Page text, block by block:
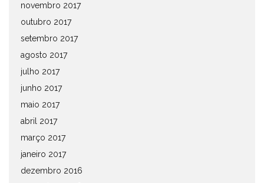
novembro 2017
outubro 2017
setembro 2017
agosto 2017
julho 2017
junho 2017
maio 2017
abril 2017
março 2017
janeiro 2017
dezembro 2016